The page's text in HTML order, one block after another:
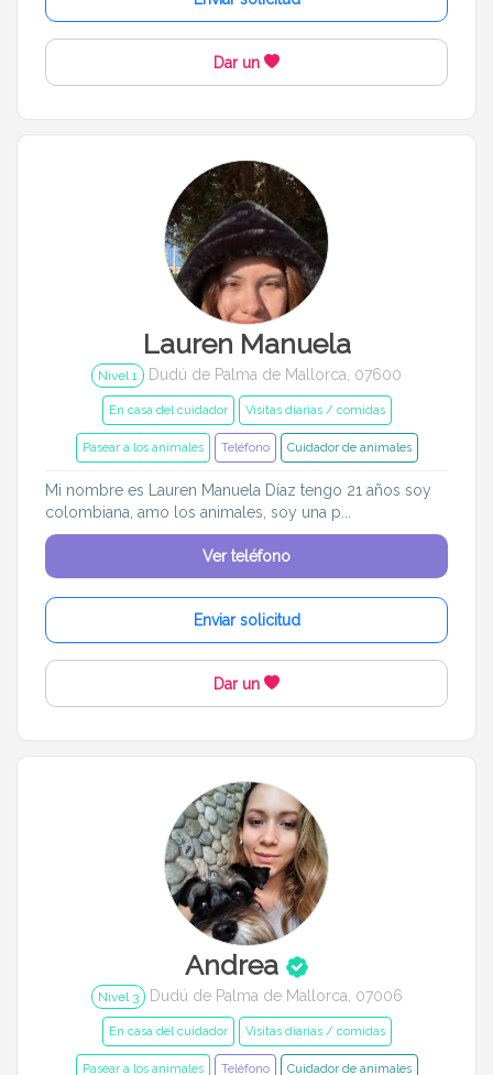
Dar un
Lauren Manuela
Nivel 1 Dudú de Palma de Mallorca, 07600
En casa del cuidador Visitas diarias / comidas
Pasear a los animales Teléfono Cuidador de animales
Mi nombre es Lauren Manuela Díaz tengo 21 años soy
colombiana, amo los animales, soy una p...
Ver teléfono
Enviar solicitud
Dar un
Andrea
Nivel 3 Dudú de Palma de Mallorca, 07006
En casa del cuidador Visitas diarias / comidas
Pasear a los animales Teléfono Cuidador de animales